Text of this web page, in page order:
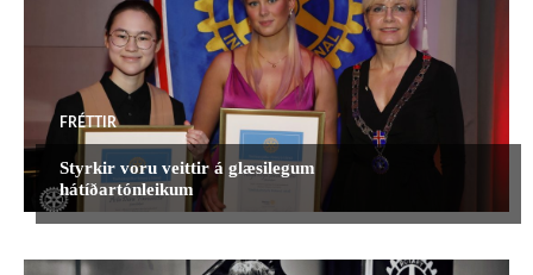
FRÉTTIR
Styrkir voru veittir á glæsilegum
hátíðartónleikum